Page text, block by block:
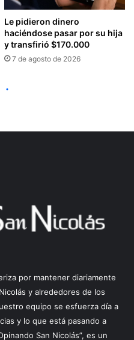
por mantener diariamente
y alrededores de los
equipo se esfuerza día a
y lo que está pasando a
San Nicolás”, es un